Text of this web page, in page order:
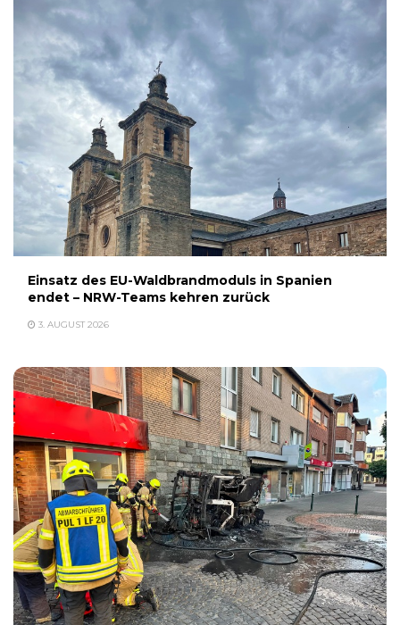
Einsatz des EU-Waldbrandmoduls in Spanien
endet – NRW-Teams kehren zurück
3. AUGUST 2026